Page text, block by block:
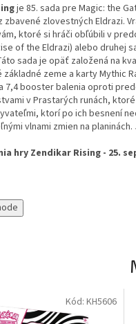
je 85. sada pre Magic: the
zlovestných Eldrazi.
ktoré si hráči obľúbili v
of the Eldrazi) alebo druhej
sada je opäť založená na
zeme a karty Mythic
7,4 booster balenia oproti
v Prastarých runách,
ktorí po ich besnení
vlnami zmien na
hry Zendikar Rising - 25.
Kód: KH5606